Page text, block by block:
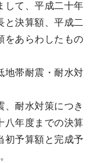
て、平成二十年
と決算額、平成二
をあらわしたもの
帯耐震・耐水対
耐水対策につき
八年度までの決算
初予算額と完成予